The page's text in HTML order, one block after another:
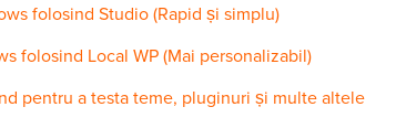
folosind Studio (Rapid și simplu)
folosind Local WP (Mai personalizabil)
pentru a testa teme, pluginuri și multe altele